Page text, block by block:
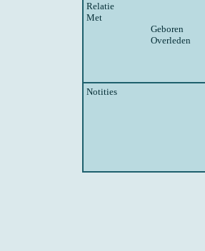
Relatie
Met
Geboren
Overleden
Notities